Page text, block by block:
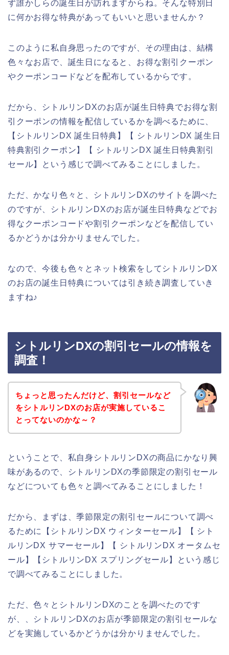
ず誰かしらの誕生日が訪れますからね。そんな特別日
に何かお得な特典があってもいいと思いませんか？
このように私自身思ったのですが、その理由は、結構
色々なお店で、誕生日になると、お得な割引クーポン
やクーポンコードなどを配布しているからです。
だから、シトルリンDXのお店が誕生日特典でお得な割
引クーポンの情報を配信しているかを調べるために、
【シトルリンDX 誕生日特典】【 シトルリンDX 誕生日
特典割引クーポン】【 シトルリンDX 誕生日特典割引
セール】という感じで調べてみることにしました。
ただ、かなり色々と、シトルリンDXのサイトを調べた
のですが、シトルリンDXのお店が誕生日特典などでお
得なクーポンコードや割引クーポンなどを配信してい
るかどうかは分かりませんでした。
なので、今後も色々とネット検索をしてシトルリンDX
のお店の誕生日特典については引き続き調査していき
ますね♪
シトルリンDXの割引セールの情報を
調査！
ちょっと思ったんだけど、割引セールなど
をシトルリンDXのお店が実施しているこ
とってないのかな～？
ということで、私自身シトルリンDXの商品にかなり興
味があるので、シトルリンDXの季節限定の割引セール
などについても色々と調べてみることにしました！
だから、まずは、季節限定の割引セールについて調べ
るために【シトルリンDX ウィンターセール】【 シト
ルリンDX サマーセール】【 シトルリンDX オータムセ
ール】【シトルリンDX スプリングセール】という感じ
で調べてみることにしました。
ただ、色々とシトルリンDXのことを調べたのです
が、、シトルリンDXのお店が季節限定の割引セールな
どを実施しているかどうかは分かりませんでした。